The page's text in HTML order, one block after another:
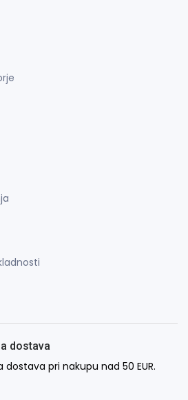
dostava
dostava pri nakupu nad 50 EUR.